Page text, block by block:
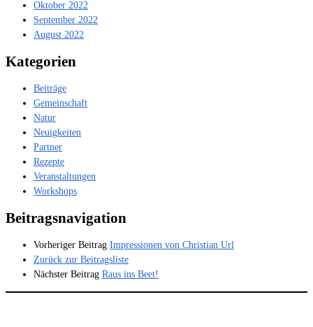
Oktober 2022
September 2022
August 2022
Kategorien
Beiträge
Gemeinschaft
Natur
Neuigkeiten
Partner
Rezepte
Veranstaltungen
Workshops
Beitragsnavigation
Vorheriger Beitrag Impressionen von Christian Url
Zurück zur Beitragsliste
Nächster Beitrag Raus ins Beet!